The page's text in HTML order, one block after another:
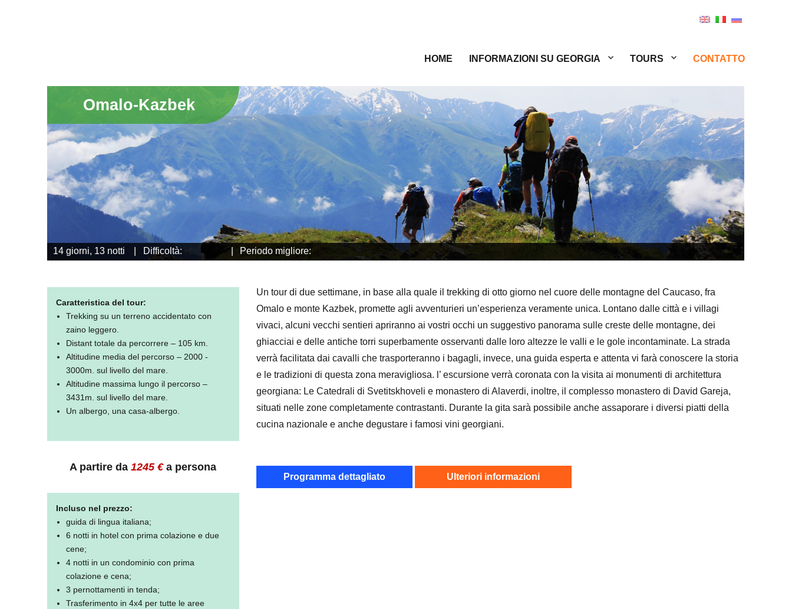
HOME INFORMAZIONI SU GEORGIA TOURS CONTATTO
Omalo-Kazbek
14 giorni, 13 notti Difficoltà: Periodo migliore:
Caratteristica del tour:
Trekking su un terreno accidentato con
zaino leggero.
Distant totale da percorrere – 105 km.
Altitudine media del percorso – 2000 -
3000m. sul livello del mare.
Altitudine massima lungo il percorso –
3431m. sul livello del mare.
Un albergo, una casa-albergo.
A partire da1245€a persona
Incluso nel prezzo:
guida di lingua italiana;
6 notti in hotel con prima colazione e due
cene;
4 notti in un condominio con prima
colazione e cena;
3 pernottamenti in tenda;
Trasferimento in 4x4 per tutte le aree
Un tour di due settimane, in base alla quale il trekking di otto giorno nel cuore delle montagne del Caucaso, fra
Omalo e monte Kazbek, promette agli avventurieri un’esperienza veramente unica. Lontano dalle città e i villagi
vivaci, alcuni vecchi sentieri apriranno ai vostri occhi un suggestivo panorama sulle creste delle montagne, dei
ghiacciai e delle antiche torri superbamente osservanti dalle loro altezze le valli e le gole incontaminate. La strada
verrà facilitata dai cavalli che trasporteranno i bagagli, invece, una guida esperta e attenta vi farà conoscere la storia
e le tradizioni di questa zona meravigliosa. l’ escursione verrà coronata con la visita ai monumenti di architettura
georgiana: Le Catedrali di Svetitskhoveli e monastero di Alaverdi, inoltre, il complesso monastero di David Gareja,
situati nelle zone completamente contrastanti. Durante la gita sarà possibile anche assaporare i diversi piatti della
cucina nazionale e anche degustare i famosi vini georgiani.
Programma dettagliato Ulteriori informazioni